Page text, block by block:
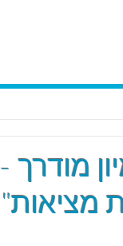
מודרך -
מציאות"